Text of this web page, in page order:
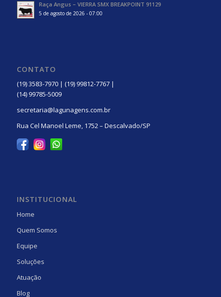
Raça Angus – VIERRA SMX BREAKPOINT 91129
5 de agosto de 2026 - 07:00
CONTATO
(19) 3583-7970 | (19) 99812-7767 |
(14) 99785-5009
secretaria@lagunagens.com.br
Rua Cel Manoel Leme, 1752 – Descalvado/SP
INSTITUCIONAL
Home
Quem Somos
Equipe
Soluções
Atuação
Blog